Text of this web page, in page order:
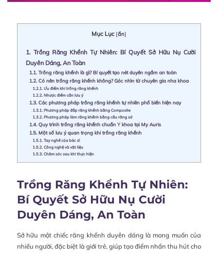
Mục Lục [ẩn]
1. Trồng Răng Khểnh Tự Nhiên: Bí Quyết Sở Hữu Nụ Cười
Duyên Dáng, An Toàn
1.1. Trồng răng khểnh là gì? Bí quyết tạo nét duyên ngầm an toàn
1.2. Có nên trồng răng khểnh không? Góc nhìn từ chuyên gia nha khoa
1.2.1. Ưu điểm khi trồng răng khểnh
1.2.2. Nhược điểm cần lưu ý
1.3. Các phương pháp trồng răng khểnh tự nhiên phổ biến hiện nay
1.3.1. Phương pháp đắp răng khểnh bằng Composite
1.3.2. Phương pháp làm răng khểnh bằng cầu răng sứ
1.4. Quy trình trồng răng khểnh chuẩn Y khoa tại My Auris
1.5. Một số lưu ý quan trọng khi trồng răng khểnh
1.5.1. Tay nghề của bác sĩ
1.5.2. Công nghệ và vật liệu
1.5.3. Chăm sóc sau khi thực hiện
Trồng Răng Khểnh Tự Nhiên:
Bí Quyết Sở Hữu Nụ Cười
Duyên Dáng, An Toàn
Sở hữu một chiếc răng khểnh duyên dáng là mong muốn của
nhiều người, đặc biệt là giới trẻ, giúp tạo điểm nhấn thu hút cho